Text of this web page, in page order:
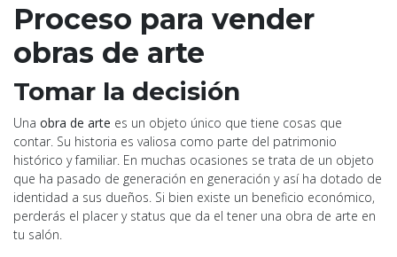
Proceso para vender
obras de arte
Tomar la decisión
Una obra de arte es un objeto único que tiene cosas que
contar. Su historia es valiosa como parte del patrimonio
histórico y familiar. En muchas ocasiones se trata de un objeto
que ha pasado de generación en generación y así ha dotado de
identidad a sus dueños. Si bien existe un beneficio económico,
perderás el placer y status que da el tener una obra de arte en
tu salón.